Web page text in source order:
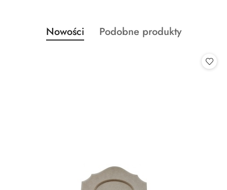
Pomiń karuzelę produktów
Produkty
o
Nowości
Produkty
Podobne produkty